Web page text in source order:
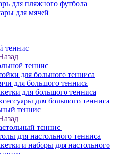
для пляжного футбола
для мячей
теннис
теннис
для большого тенниса
для большого тенниса
для большого тенниса
для большого тенниса
теннис
теннис
для настольного тенниса
и наборы для настольного